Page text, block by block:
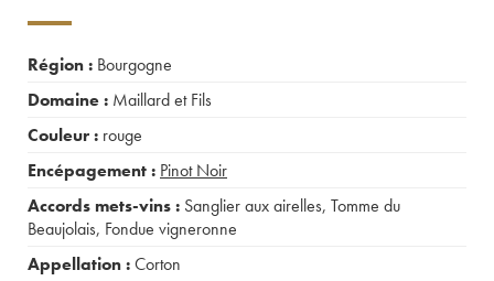
Région : Bourgogne
Domaine : Maillard et Fils
Couleur : rouge
Encépagement : Pinot Noir
Accords mets-vins : Sanglier aux airelles, Tomme du
Beaujolais, Fondue vigneronne
Appellation :Corton